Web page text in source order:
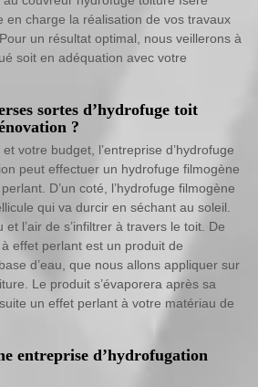
en charge la réalisation de vos travaux
un résultat optimal, nous veillerons à
soit en adéquation avec votre
sortes d’hydrofuge toit
?
votre budget, l’entreprise d’hydrofuge
peut effectuer un hydrofuge filmogène
D’un coté, l’hydrofuge filmogène
qui va durcir en séchant au soleil.
et l’air de s’infiltrer à travers le toit. De
à effet perlant est un produit de
d’eau, que nous allons appliquer sur
Le produit s’évaporera après sa
un effet perlant à votre matériau de
entreprise d’hydrofugation